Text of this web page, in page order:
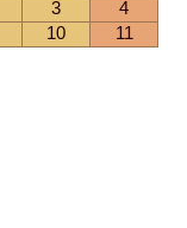
3
4
10 11